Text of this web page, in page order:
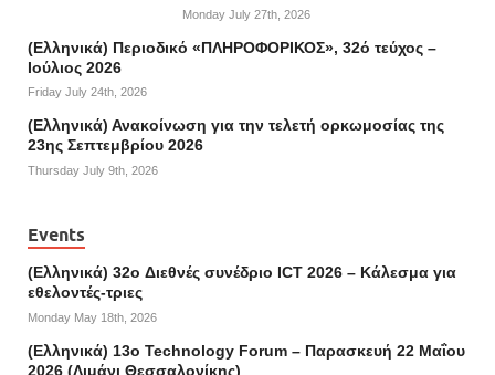
Monday July 27th, 2026
(Ελληνικά) Περιοδικό «ΠΛΗΡΟΦΟΡΙΚΟΣ», 32ό τεύχος –
Ιούλιος 2026
Friday July 24th, 2026
(Ελληνικά) Ανακοίνωση για την τελετή ορκωμοσίας της
23ης Σεπτεμβρίου 2026
Thursday July 9th, 2026
Events
(Ελληνικά) 32o Διεθνές συνέδριο ICT 2026 – Κάλεσμα για
εθελοντές-τριες
Monday May 18th, 2026
(Ελληνικά) 13ο Technology Forum – Παρασκευή 22 Μαΐου
2026 (Λιμάνι Θεσσαλονίκης)